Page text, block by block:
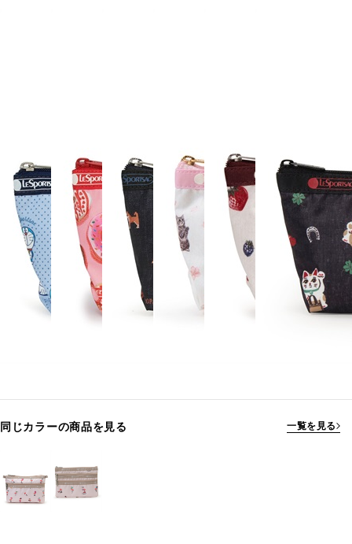
同じカラーの商品を見る 一覧を見る